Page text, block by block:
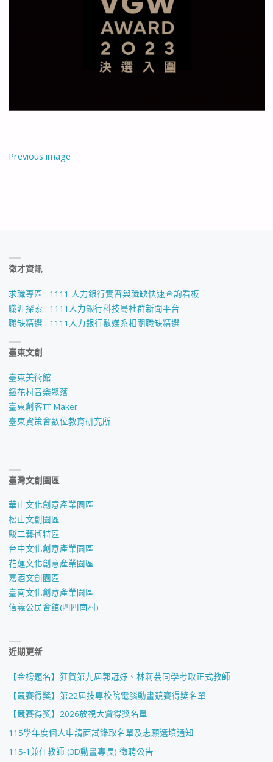
Previous image
徵才資訊
求職專區 : 1111 人力銀行實習與職缺快速查詢看板
職涯探索 : 1111人力銀行科技島社群新聞平台
職缺精選 : 1111人力銀行數媒系相關職缺精選
臺東文創
臺東美術館
鐵花村音樂聚落
臺東創客TT Maker
臺東資策會數位教育研究所
臺灣文創園區
華山文化創意產業園區
松山文創園區
駁二藝術特區
台中文化創意產業園區
花蓮文化創意產業園區
嘉酒文創園區
臺南文化創意產業園區
信義公民會館(四四南村)
近期更新
【金榜題名】狂賀第九屆郭冠妤、林莉芸同學考取正式教師
【競賽得獎】第22屆技專校院電腦動畫競賽得獎名單
【競賽得獎】2026放視大賞得獎名單
115學年度個人申請面試錄取名單及志願選填通知
115-1兼任教師 (3D動畫專長) 徵聘公告